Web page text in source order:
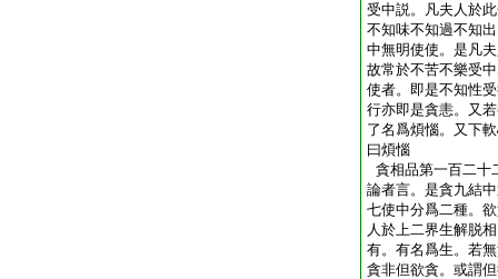
受中説。凡夫人於
不知味不知過不知
中無明使使。是凡
故常於不苦不樂受
使者。即是不知性
行亦即是貪恚。又
了名爲煩惱。又下
曰煩惱
貪相品第一百二十
論者言。是貪九結
七使中分爲二種。
人於上二界生解脱
有。有名爲生。若
貪非但欲貪。或謂